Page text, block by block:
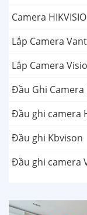
Camera
Lắp Camera
Lắp Camera
Đầu Ghi Camera
Đầu ghi camera
Đầu ghi Kbvison
Đầu ghi camera